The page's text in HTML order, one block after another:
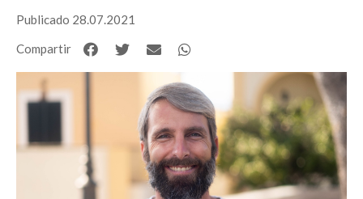
Publicado 28.07.2021
Compartir